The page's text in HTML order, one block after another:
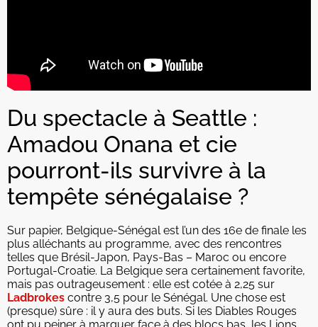
Du spectacle à Seattle :
Amadou Onana et cie
pourront-ils survivre à la
tempête sénégalaise ?
Sur papier, Belgique-Sénégal est l’un des 16e de finale les
plus alléchants au programme, avec des rencontres
telles que Brésil-Japon, Pays-Bas – Maroc ou encore
Portugal-Croatie. La Belgique sera certainement favorite,
mais pas outrageusement : elle est cotée à 2,25 sur
Ladbrokes contre 3,5 pour le Sénégal. Une chose est
(presque) sûre : il y aura des buts. Si les Diables Rouges